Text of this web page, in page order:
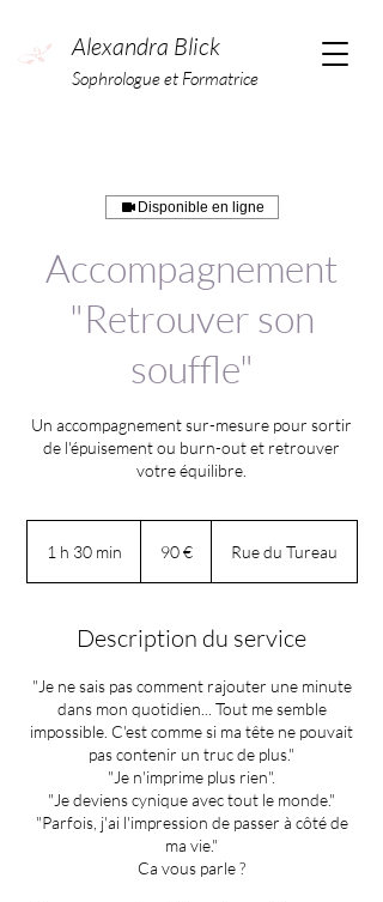
Alexandra Blick
Sophrologue et Formatrice
Disponible en ligne
Accompagnement
"Retrouver son
souffle"
Un accompagnement sur-mesure pour sortir
de l'épuisement ou burn-out et retrouver
votre équilibre.
1 h 30 min
i
90 € Rue du Tureau
Description du service
"Je ne sais pas comment rajouter une minute
dans mon quotidien... Tout me semble
impossible. C'est comme si ma tête ne pouvait
pas contenir un truc de plus."
"Je n'imprime plus rien".
"Je deviens cynique avec tout le monde."
"Parfois, j'ai l'impression de passer à côté de
ma vie."
Ca vous parle ?